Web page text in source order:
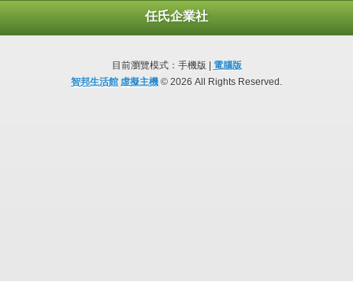
任氏企業社
目前瀏覽模式：手機版 |
電腦版
智邦生活館 虛擬主機 © 2026 All Rights Reserved.